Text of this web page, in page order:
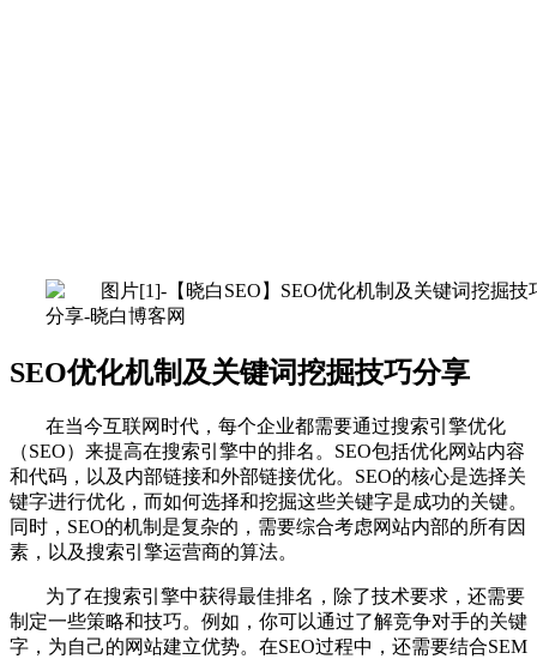
SEO优化机制及关键词挖掘技巧分享
在当今互联网时代，每个企业都需要通过搜索引擎优化
（SEO）来提高在搜索引擎中的排名。SEO包括优化网站内容
和代码，以及内部链接和外部链接优化。SEO的核心是选择关
键字进行优化，而如何选择和挖掘这些关键字是成功的关键。
同时，SEO的机制是复杂的，需要综合考虑网站内部的所有因
素，以及搜索引擎运营商的算法。
为了在搜索引擎中获得最佳排名，除了技术要求，还需要
制定一些策略和技巧。例如，你可以通过了解竞争对手的关键
字，为自己的网站建立优势。在SEO过程中，还需要结合SEM